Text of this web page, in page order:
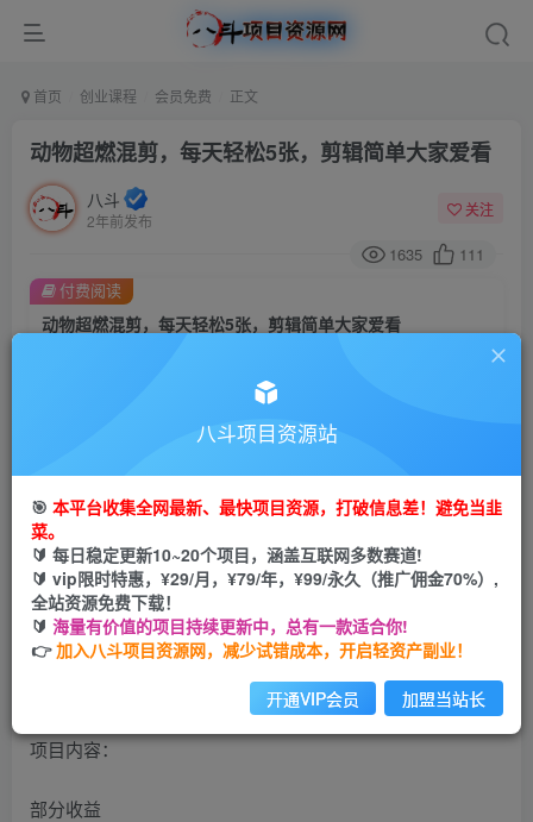
首页 创业课程 会员免费 正文
动物超燃混剪，每天轻松5张，剪辑简单大家爱看
八斗
2年前发布
关注
1635 111
动物超燃混剪，每天轻松5张，剪辑简单大家爱看
9.9
立即购买
付费阅读
动物超燃混剪，每天轻松5张，剪辑简单大家爱看【揭秘】
项目内容：
部分收益
八斗项目资源站
🎯 本平台收集全网最新、最快项目资源，打破信息差！避免当韭
菜。
🔰 每日稳定更新10~20个项目，涵盖互联网多数赛道!
🔰 vip限时特惠，¥29/月，¥79/年，¥99/永久（推广佣金70%）,
全站资源免费下载！
🔰 海量有价值的项目持续更新中，总有一款适合你!
👉加入八斗项目资源网，减少试错成本，开启轻资产副业！
开通VIP会员 加盟当站长